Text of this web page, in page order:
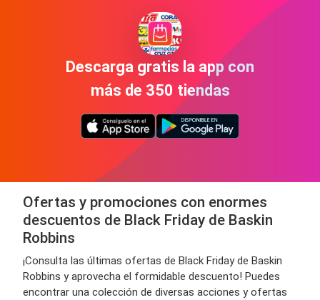
Descarga gratis la app con
más de 350 tiendas
Ofertas y promociones con enormes
descuentos de Black Friday de Baskin
Robbins
¡Consulta las últimas ofertas de Black Friday de Baskin
Robbins y aprovecha el formidable descuento! Puedes
encontrar una colección de diversas acciones y ofertas